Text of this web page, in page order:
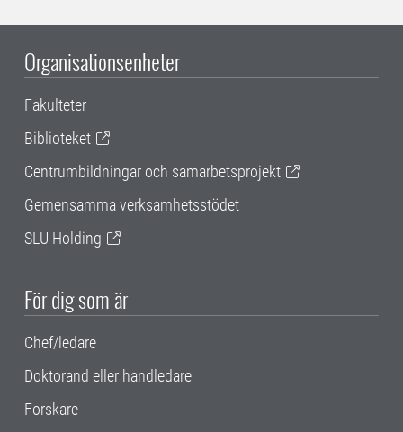
Organisationsenheter
Fakulteter
Biblioteket
Centrumbildningar och samarbetsprojekt
Gemensamma verksamhetsstödet
SLU Holding
För dig som är
Chef/ledare
Doktorand eller handledare
Forskare